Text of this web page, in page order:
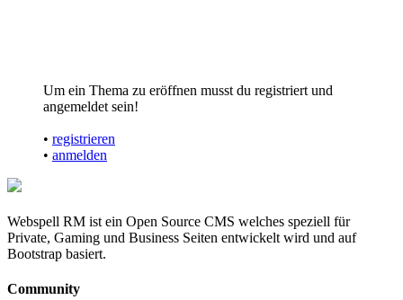
Um ein Thema zu eröffnen musst du registriert und
angemeldet sein!
• registrieren
• anmelden
Webspell RM ist ein Open Source CMS welches speziell für
Private, Gaming und Business Seiten entwickelt wird und auf
Bootstrap basiert.
Community